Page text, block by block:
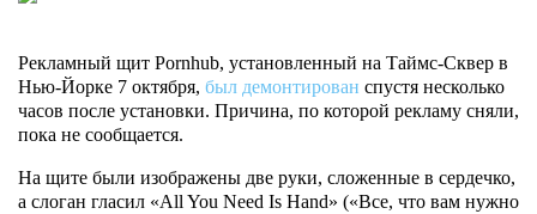
Рекламный щит Pornhub, установленный на Таймс-Сквер в
Нью-Йорке 7 октября, был демонтирован спустя несколько
часов после установки. Причина, по которой рекламу сняли,
пока не сообщается.
На щите были изображены две руки, сложенные в сердечко,
а слоган гласил «All You Need Is Hand» («Все, что вам нужно